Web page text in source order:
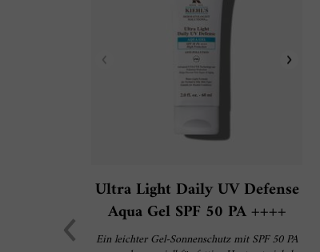
Ultra Light Daily UV Defense
Aqua Gel SPF 50 PA ++++
Ein leichter Gel-Sonnenschutz mit SPF 50 PA